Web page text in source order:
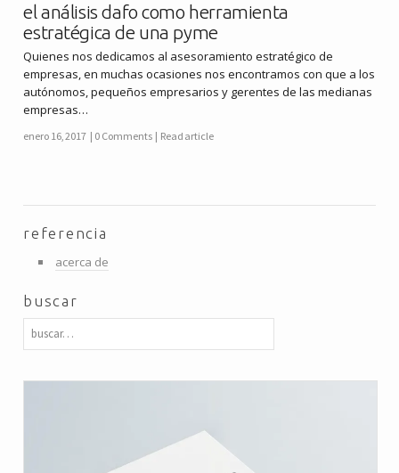
el análisis dafo como herramienta
estratégica de una pyme
Quienes nos dedicamos al asesoramiento estratégico de
empresas, en muchas ocasiones nos encontramos con que a los
autónomos, pequeños empresarios y gerentes de las medianas
empresas…
enero 16, 2017 0 Comments Read article
referencia
acerca de
buscar